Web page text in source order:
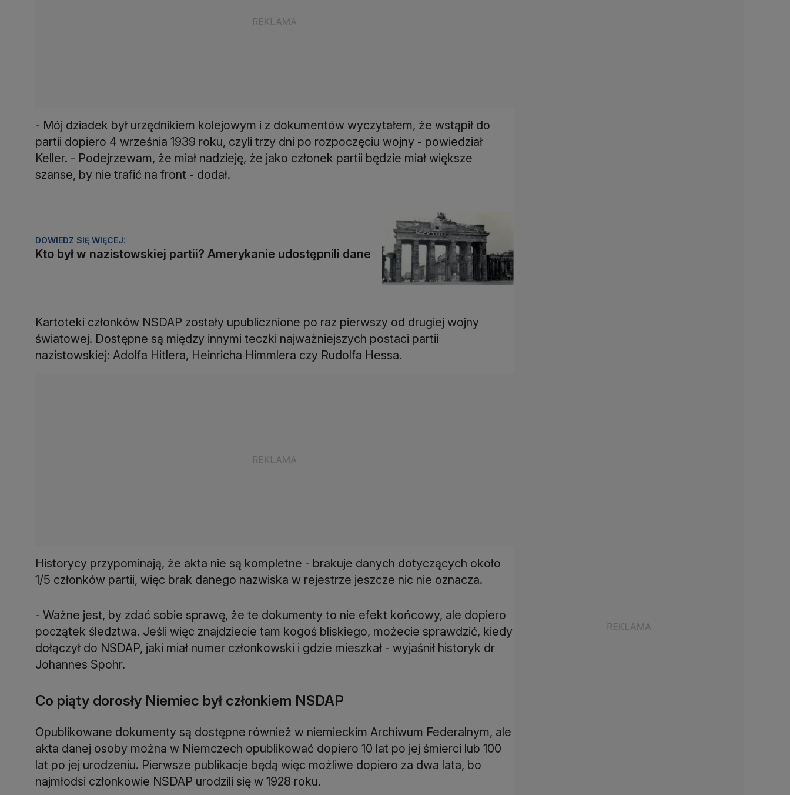
- Mój dziadek był urzędnikiem kolejowym i z dokumentów wyczytałem, że wstąpił do
partii dopiero 4 września 1939 roku, czyli trzy dni po rozpoczęciu wojny - powiedział
Keller. - Podejrzewam, że miał nadzieję, że jako członek partii będzie miał większe
szanse, by nie trafić na front - dodał.
DOWIEDZ SIĘ WIĘCEJ:
Kto był w nazistowskiej partii? Amerykanie udostępnili dane
Kartoteki członków NSDAP zostały upublicznione po raz pierwszy od drugiej wojny
światowej. Dostępne są między innymi teczki najważniejszych postaci partii
nazistowskiej: Adolfa Hitlera, Heinricha Himmlera czy Rudolfa Hessa.
Historycy przypominają, że akta nie są kompletne - brakuje danych dotyczących około
1/5 członków partii, więc brak danego nazwiska w rejestrze jeszcze nic nie oznacza.
- Ważne jest, by zdać sobie sprawę, że te dokumenty to nie efekt końcowy, ale dopiero
początek śledztwa. Jeśli więc znajdziecie tam kogoś bliskiego, możecie sprawdzić, kiedy
dołączył do NSDAP, jaki miał numer członkowski i gdzie mieszkał - wyjaśnił historyk dr
Johannes Spohr.
Co piąty dorosły Niemiec był członkiem NSDAP
Opublikowane dokumenty są dostępne również w niemieckim Archiwum Federalnym, ale
akta danej osoby można w Niemczech opublikować dopiero 10 lat po jej śmierci lub 100
lat po jej urodzeniu. Pierwsze publikacje będą więc możliwe dopiero za dwa lata, bo
najmłodsi członkowie NSDAP urodzili się w 1928 roku.